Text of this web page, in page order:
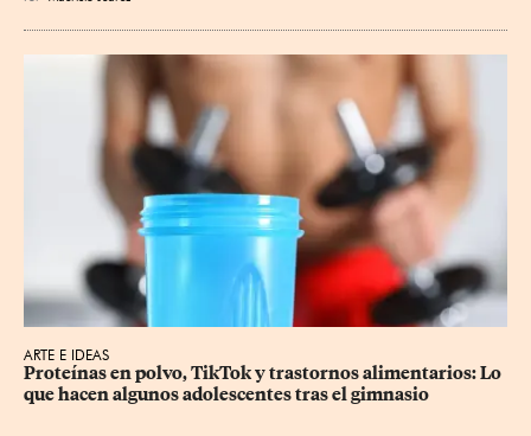
ARTE E IDEAS
Proteínas en polvo, TikTok y trastornos alimentarios: Lo
que hacen algunos adolescentes tras el gimnasio